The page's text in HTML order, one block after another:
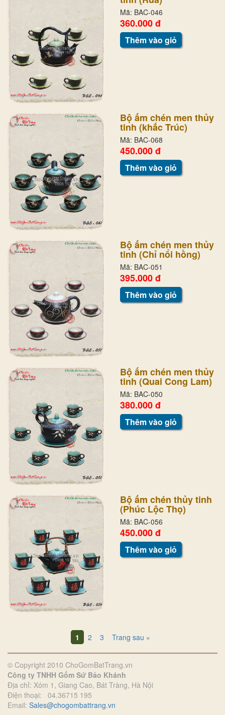
Mã: BAC-046
360.000 đ
Thêm vào giỏ
Bộ ấm chén men thủy
tinh (khắc Trúc)
Mã: BAC-068
450.000 đ
Thêm vào giỏ
Bộ ấm chén men thủy
tinh (Chỉ nổi hồng)
Mã: BAC-051
395.000 đ
Thêm vào giỏ
Bộ ấm chén men thủy
tinh (Quai Cong Lam)
Mã: BAC-050
380.000 đ
Thêm vào giỏ
Bộ ấm chén thủy tinh
(Phúc Lộc Thọ)
Mã: BAC-056
450.000 đ
Thêm vào giỏ
1 2 3 Trang sau »
© Copyright 2010 ChoGomBatTrang.vn
Công ty TNHH Gốm Sứ Bảo Khánh
Địa chỉ: Xóm 1, Giang Cao, Bát Tràng, Hà Nội
Điện thoại: 04.36715 195
Email: Sales@chogombattrang.vn